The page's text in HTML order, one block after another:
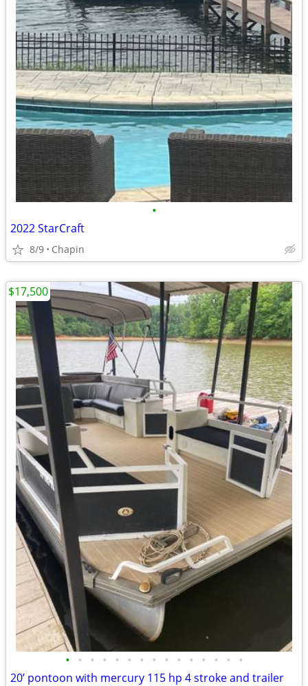
•
2022 StarCraft
8/9 Chapin
• • • • • • • • • • • • • • •
20’ pontoon with mercury 115 hp 4 stroke and trailer
$17,500